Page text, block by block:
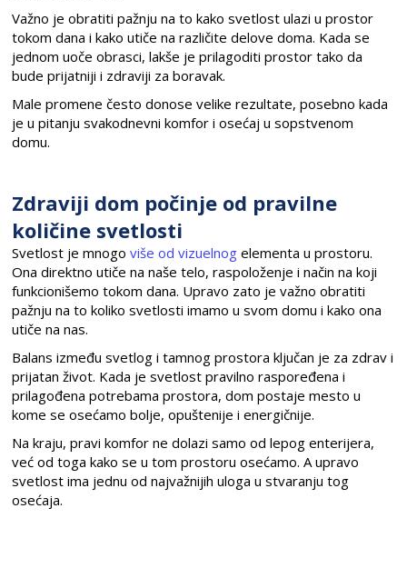
Važno je obratiti pažnju na to kako svetlost ulazi u prostor
tokom dana i kako utiče na različite delove doma. Kada se
jednom uoče obrasci, lakše je prilagoditi prostor tako da
bude prijatniji i zdraviji za boravak.
Male promene često donose velike rezultate, posebno kada
je u pitanju svakodnevni komfor i osećaj u sopstvenom
domu.
Zdraviji dom počinje od pravilne
količine svetlosti
Svetlost je mnogoviše od vizuelnog elementa u prostoru.
Ona direktno utiče na naše telo, raspoloženje i način na koji
funkcionišemo tokom dana. Upravo zato je važno obratiti
pažnju na to koliko svetlosti imamo u svom domu i kako ona
utiče na nas.
Balans između svetlog i tamnog prostora ključan je za zdrav i
prijatan život. Kada je svetlost pravilno raspoređena i
prilagođena potrebama prostora, dom postaje mesto u
kome se osećamo bolje, opuštenije i energičnije.
Na kraju, pravi komfor ne dolazi samo od lepog enterijera,
već od toga kako se u tom prostoru osećamo. A upravo
svetlost ima jednu od najvažnijih uloga u stvaranju tog
osećaja.